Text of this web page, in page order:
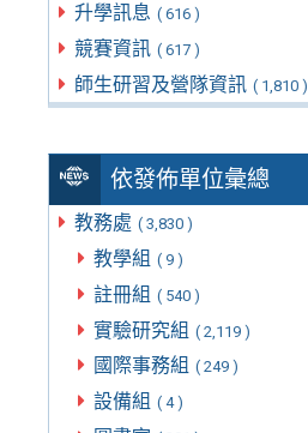
升學訊息 ( 616 )
競賽資訊 ( 617 )
師生研習及營隊資訊 ( 1,810 )
依發佈單位彙總
教務處 ( 3,830 )
教學組 ( 9 )
註冊組 ( 540 )
實驗研究組 ( 2,119 )
國際事務組 ( 249 )
設備組 ( 4 )